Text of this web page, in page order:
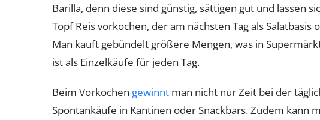
Barilla, denn diese sind günstig, sättigen gut und lassen
Topf Reis vorkochen, der am nächsten Tag als
Man kauft gebündelt größere Mengen, was in
ist als Einzelkäufe für jeden Tag.
Beim Vorkochen gewinnt man nicht nur Zeit bei der
Spontankäufe in Kantinen oder Snackbars. Zudem kann